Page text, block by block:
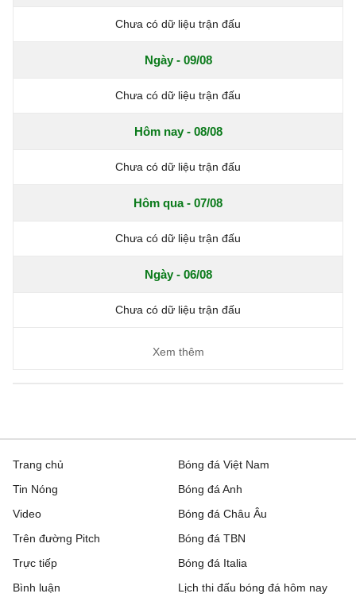
Chưa có dữ liệu trận đấu
Ngày - 09/08
Chưa có dữ liệu trận đấu
Hôm nay - 08/08
Chưa có dữ liệu trận đấu
Hôm qua - 07/08
Chưa có dữ liệu trận đấu
Ngày - 06/08
Chưa có dữ liệu trận đấu
Xem thêm
Trang chủ
Tin Nóng
Video
Trên đường Pitch
Trực tiếp
Bóng đá Việt Nam
Bóng đá Anh
Bóng đá Châu Âu
Bóng đá TBN
Bóng đá Italia
Bình luận
Lịch thi đấu bóng đá hôm nay